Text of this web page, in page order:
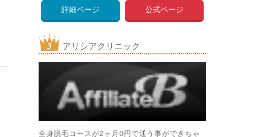
詳細ページ 公式ページ
アリシアクリニック
全身脱毛コースが2ヶ月0円で通う事ができちゃ